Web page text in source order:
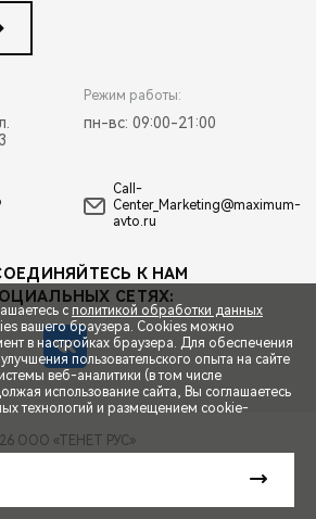
ДРАЙВ
Режим работы:
пн-вс: 09:00-21:00
Call-
Center_Marketing@maximum-
avto.ru
К НАМ
СЕТЯХ:
ООО «ТЕНЕТ РУС»
с политикой обработки данных
вашего браузера. Cookies можно
в настройках браузера. Для обеспечения
пользовательского опыта на сайте
веб-аналитики (в том числе
использование сайта, Вы соглашаетесь
технологий и размещением cookie-